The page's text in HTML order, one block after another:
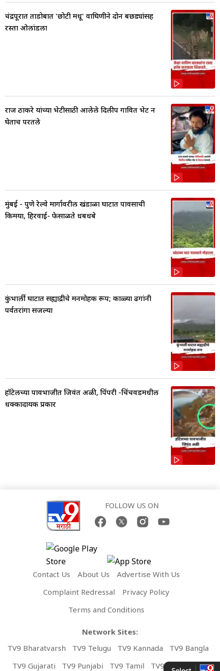
चंद्रपूरात ताडोबात 'छोटी मधू' वाघिणीने दोन बछड्यांसह
रस्ता ओलांडला
राज ठाकरे यांच्या भेटीसाठी आलेले दिलीप गावित भेट न
घेताच परतले
मुंबई - पुणे रेल्वे मार्गावरील खंडाळा घाटात पावसाची
किमया, हिरवाई- फेसाळते धबधबे
कुंभार्ली घाटात सह्याद्रीचे मनमोहक रूप; काळ्या ढगांनी
पर्वतरांगा सजल्या
हॉटेलच्या पावभाजीत जिवंत अळी, पिंपरी -चिंचवडमधील
धक्कादायक प्रकार
FOLLOW US ON
Contact Us About Us
Advertise With Us
Complaint Redressal
Privacy Policy
Terms and Conditions
Network Sites:
TV9 Bharatvarsh
TV9 Telugu TV9 Kannada
TV9 Bangla
TV9 Gujarati
TV9 Punjabi TV9 Tamil TV9 Malayalam